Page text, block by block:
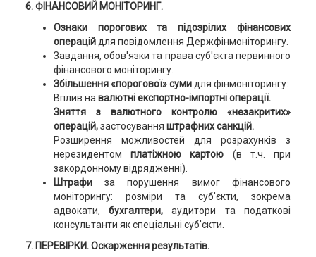
6. ФІНАНСОВИЙ МОНІТОРИНГ.
Ознаки порогових та підозрілих фінансових
операційдля повідомлення Держфінмоніторингу.
Завдання, обов'язки та права суб'єкта первинного
фінансового моніторингу.
Збільшення «порогової» сумидля фінмоніторингу:
Вплив навалютні експортно-імпортні операції.
Зняття з валютного контролю «незакритих»
операцій,застосування штрафних санкцій.
Розширення можливостей для розрахунків з
нерезидентомплатіжною картою (в т.ч. при
закордонному відрядженні).
Штрафиза порушення вимог фінансового
моніторингу: розміри та суб'єкти, зокрема
адвокати,бухгалтери, аудитори та податкові
консультанти як спеціальні суб'єкти.
7. ПЕРЕВІРКИ. Оскарження результатів.